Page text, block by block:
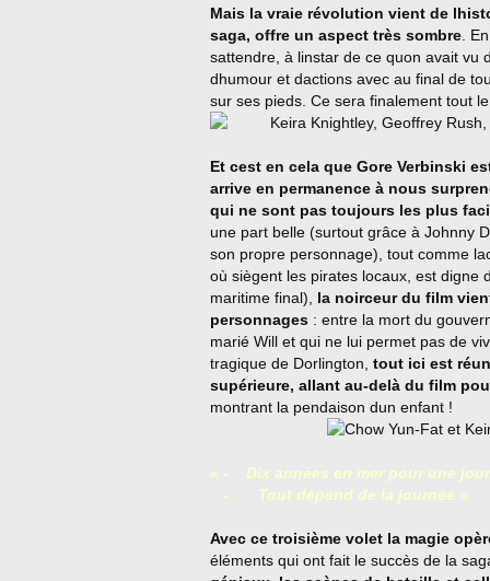
Mais la vraie révolution vient de
saga, offre un aspect très sombre .
sattendre, à linstar de ce quon avait
dhumour et dactions avec au final de
sur ses pieds. Ce sera finalement tout
Et cest en cela que Gore Verbinski
arrive en permanence à nous
qui ne sont pas toujours les plus
une part belle (surtout grâce à Johnny
son propre personnage), tout comme
où siègent les pirates locaux, est digne
maritime final), la noirceur du film
personnages : entre la mort du
marié Will et qui ne lui permet pas de
tragique de Dorlington, tout ici est
supérieure, allant au-delà du film
montrant la pendaison dun enfant !
« -
Dix années en mer pour une
-
Tout dépend de la journée »
Avec ce troisième volet la magie
éléments qui ont fait le succès de la